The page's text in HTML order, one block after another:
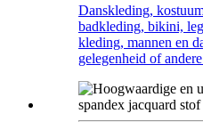
Danskleding,
badkleding, bikini,
kleding, mannen en
gelegenheid of